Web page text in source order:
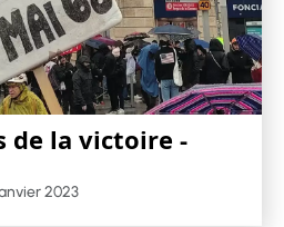
de la victoire -
2023